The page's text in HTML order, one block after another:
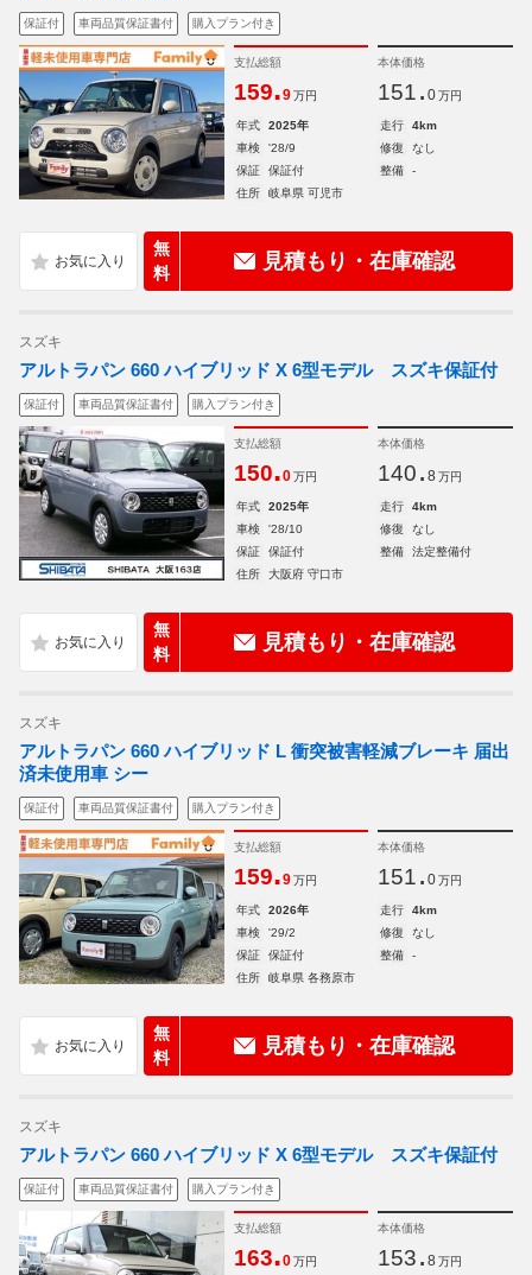
保証付 車両品質保証書付 購入プラン付き
支払総額
159.9 万円
本体価格
151. 0 万円
年式 2025年 走行
4km
車検
'28/9 修復
なし
保証
保証付 整備
-
住所
岐阜県 可児市
無
料
見積もり・在庫確認
スズキ
アルトラパン 660 ハイブリッド X 6型モデル スズキ保証付
保証付 車両品質保証書付 購入プラン付き
支払総額
150.0 万円
本体価格
140. 8 万円
年式 2025年 走行
4km
車検
'28/10 修復
なし
保証
保証付 整備
法定整備付
住所
大阪府 守口市
無
料
見積もり・在庫確認
スズキ
アルトラパン 660 ハイブリッド L 衝突被害軽減ブレーキ 届出
済未使用車 シー
保証付 車両品質保証書付 購入プラン付き
支払総額
159.9 万円
本体価格
151. 0 万円
年式 2026年 走行
4km
車検
'29/2 修復
なし
保証
保証付 整備
-
住所
岐阜県 各務原市
無
料
見積もり・在庫確認
スズキ
アルトラパン 660 ハイブリッド X 6型モデル スズキ保証付
保証付 車両品質保証書付 購入プラン付き
支払総額
163.0 万円
本体価格
153. 8 万円